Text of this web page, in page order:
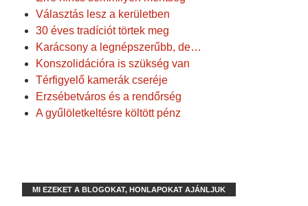
Választás lesz a kerületben
30 éves tradíciót törtek meg
Karácsony a legnépszerűbb, de…
Konszolidációra is szükség van
Térfigyelő kamerák cseréje
Erzsébetváros és a rendőrség
A gyűlöletkeltésre költött pénz
MI EZEKET A BLOGOKAT, HONLAPOKAT AJÁNLJUK